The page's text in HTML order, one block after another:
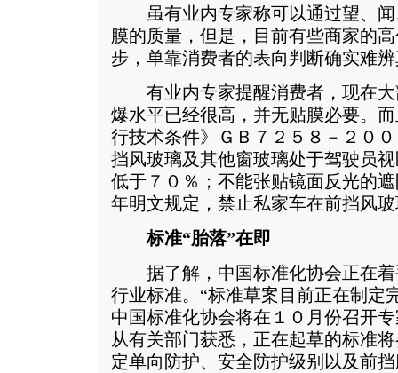
虽有业内专家称可以通过望、闻
膜的质量，但是，目前有些商家的
步，单靠消费者的表向判断确实难
有业内专家提醒消费者，现在大
爆水平已经很高，并无贴膜必要。
行技术条件》ＧＢ７２５８－２０
挡风玻璃及其他窗玻璃处于驾驶员
低于７０％；不能张贴镜面反光的
年明文规定，禁止私家车在前挡风
标准“胎落”在即
据了解，中国标准化协会正在着
行业标准。“标准草案目前正在制定
中国标准化协会将在１０月份召开
从有关部门获悉，正在起草的标准
定单向防护、安全防护级别以及前